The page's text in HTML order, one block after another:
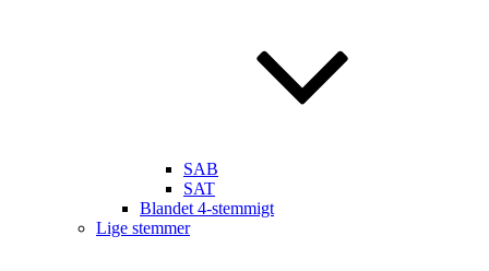
SAB
SAT
Blandet 4-stemmigt
Lige stemmer